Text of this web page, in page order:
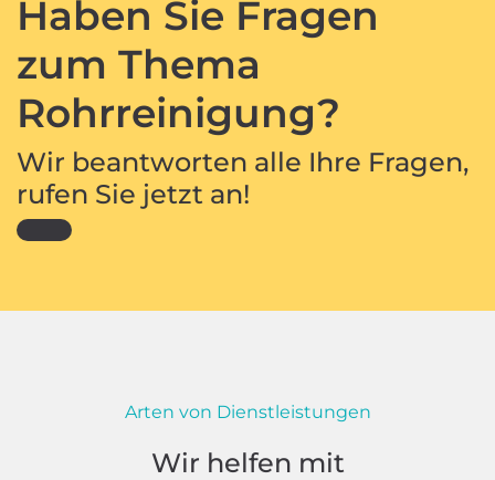
Haben Sie Fragen
zum Thema
Rohrreinigung?
Wir beantworten alle Ihre Fragen,
rufen Sie jetzt an!
Arten von Dienstleistungen
Wir helfen mit